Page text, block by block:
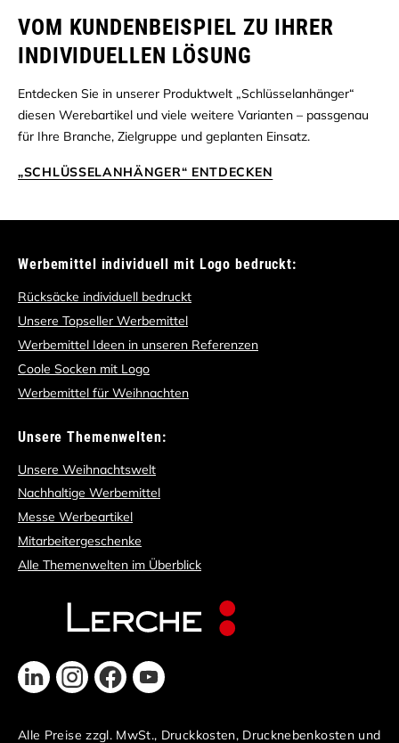
VOM KUNDENBEISPIEL ZU IHRER
INDIVIDUELLEN LÖSUNG
Entdecken Sie in unserer Produktwelt „Schlüsselanhänger“
diesen Werebartikel und viele weitere Varianten – passgenau
für Ihre Branche, Zielgruppe und geplanten Einsatz.
„SCHLÜSSELANHÄNGER“ ENTDECKEN
Werbemittel individuell mit Logo bedruckt:
Rücksäcke individuell bedruckt
Unsere Topseller Werbemittel
Werbemittel Ideen in unseren Referenzen
Coole Socken mit Logo
Werbemittel für Weihnachten
Unsere Themenwelten:
Unsere Weihnachtswelt
Nachhaltige Werbemittel
Messe Werbeartikel
Mitarbeitergeschenke
Alle Themenwelten im Überblick
Alle Preise zzgl. MwSt., Druckkosten, Drucknebenkosten und